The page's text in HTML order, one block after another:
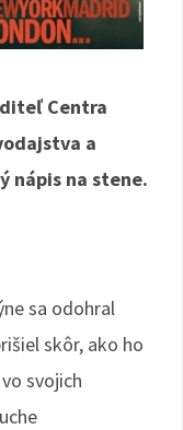
Centra
a
nápis na stene.
sa odohral
skôr, ako ho
svojich